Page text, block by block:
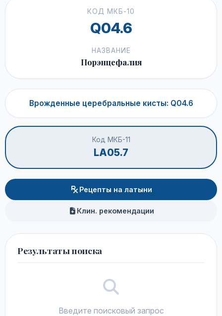
КОД МКБ-10
Q04.6
НАЗВАНИЕ
Порэнцефалия
Врожденные церебральные кисты: Q04.6
Код МКБ-11
LA05.7
Рецепты на латыни
Клин. рекомендации
Результаты поиска
Введите поисковый запрос